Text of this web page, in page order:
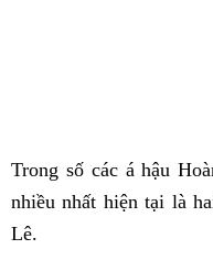
Trong số các á hậu
nhiều nhất hiện tại là
Lê.